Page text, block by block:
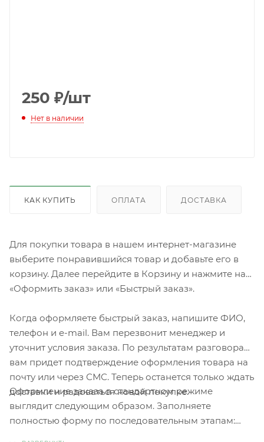
250 ₽/шт
Нет в наличии
КАК КУПИТЬ ОПЛАТА ДОСТАВКА
Для покупки товара в нашем интернет-магазине
выберите понравившийся товар и добавьте его в
корзину. Далее перейдите в Корзину и нажмите на
«Оформить заказ» или «Быстрый заказ».
Когда оформляете быстрый заказ, напишите ФИО,
телефон и e-mail. Вам перезвонит менеджер и
уточнит условия заказа. По результатам разговора
вам придет подтверждение оформления товара на
почту или через СМС. Теперь останется только ждать
доставки и радоваться новой покупке.
Оформление заказа в стандартном режиме
выглядит следующим образом. Заполняете
полностью форму по последовательным этапам: